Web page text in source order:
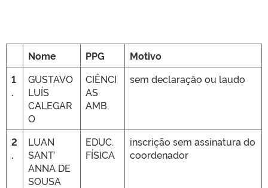
Nome PPG
Motivo
1
.
GUSTAVO
LUÍS
CALEGAR
O
CIÊNCI
AS
AMB.
sem declaração ou laudo
2
.
LUAN
SANT’
ANNA DE
SOUSA
EDUC.
FÍSICA
inscrição sem assinatura do
coordenador